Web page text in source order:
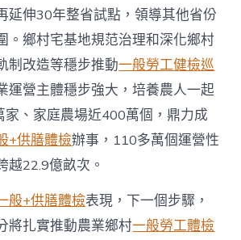
延伸30年整省試點，領導其他省份
。鄉村宅基地規范治理和深化鄉村
制改造等穩步推動一般勞工健檢巡
運營主體穩步強大，培養農人一起
、家庭農場近400萬個，鼎力成
+供膳體檢辦事，110多萬個運營性
越22.9億畝次。
般+供膳體檢表現，下一個步驟，
將扎實推動農業鄉村一般勞工體檢